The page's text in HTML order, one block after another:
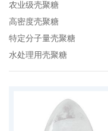
农业级壳聚糖
高密度壳聚糖
特定分子量壳聚糖
水处理用壳聚糖